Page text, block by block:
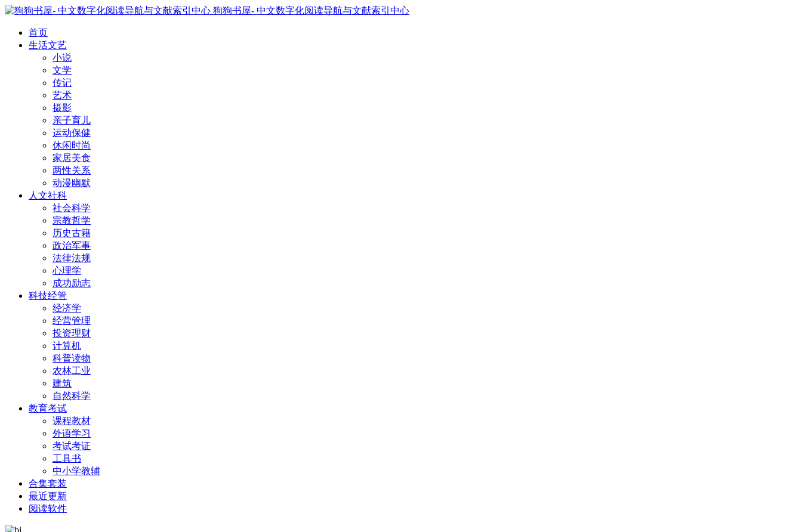
狗狗书屋- 中文数字化阅读导航与文献索引中心
首页
生活文艺
小说
文学
传记
艺术
摄影
亲子育儿
运动保健
休闲时尚
家居美食
两性关系
动漫幽默
人文社科
社会科学
宗教哲学
历史古籍
政治军事
法律法规
心理学
成功励志
科技经管
经济学
经营管理
投资理财
计算机
科普读物
农林工业
建筑
自然科学
教育考试
课程教材
外语学习
考试考证
工具书
中小学教辅
合集套装
最近更新
阅读软件